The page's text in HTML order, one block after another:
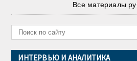
Все материалы
ИНТЕРВЬЮ И АНАЛИТИКА